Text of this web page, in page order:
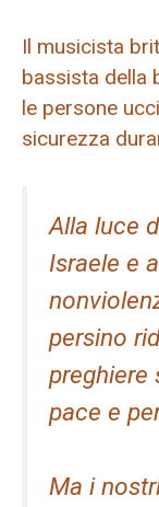
Il musicista
bassista della
le persone
sicurezza
Alla luce
Israele e
persino
preghiere
pace e
Ma i